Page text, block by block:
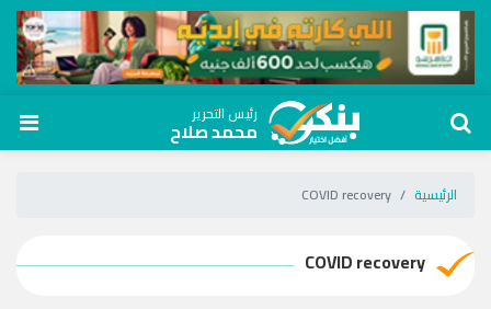
رئيس التحرير
محمد صلاح
الرئيسية COVID recovery
COVID recovery